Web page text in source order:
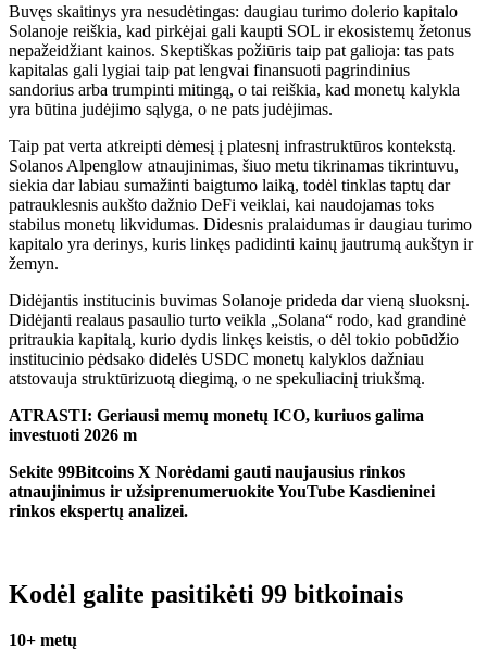
Buvęs skaitinys yra nesudėtingas: daugiau turimo dolerio kapitalo
Solanoje reiškia, kad pirkėjai gali kaupti SOL ir ekosistemų žetonus
nepažeidžiant kainos. Skeptiškas požiūris taip pat galioja: tas pats
kapitalas gali lygiai taip pat lengvai finansuoti pagrindinius
sandorius arba trumpinti mitingą, o tai reiškia, kad monetų kalykla
yra būtina judėjimo sąlyga, o ne pats judėjimas.
Taip pat verta atkreipti dėmesį į platesnį infrastruktūros kontekstą.
Solanos Alpenglow atnaujinimas, šiuo metu tikrinamas tikrintuvu,
siekia dar labiau sumažinti baigtumo laiką, todėl tinklas taptų dar
patrauklesnis aukšto dažnio DeFi veiklai, kai naudojamas toks
stabilus monetų likvidumas. Didesnis pralaidumas ir daugiau turimo
kapitalo yra derinys, kuris linkęs padidinti kainų jautrumą aukštyn ir
žemyn.
Didėjantis institucinis buvimas Solanoje prideda dar vieną sluoksnį.
Didėjanti realaus pasaulio turto veikla „Solana“ rodo, kad grandinė
pritraukia kapitalą, kurio dydis linkęs keistis, o dėl tokio pobūdžio
institucinio pėdsako didelės USDC monetų kalyklos dažniau
atstovauja struktūrizuotą diegimą, o ne spekuliacinį triukšmą.
ATRASTI: Geriausi memų monetų ICO, kuriuos galima
investuoti 2026 m
Sekite 99Bitcoins X Norėdami gauti naujausius rinkos
atnaujinimus ir užsiprenumeruokiteYouTube Kasdieninei
rinkos ekspertų analizei.
Kodėl galite pasitikėti 99 bitkoinais
10+ metų